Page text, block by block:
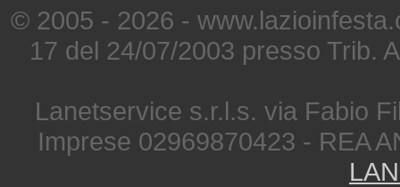
© 2005 - 2026 -
17 del 24/07/2003 presso Trib.
Lanetservice s.r.l.s. via Fabio
Imprese 02969870423 - REA